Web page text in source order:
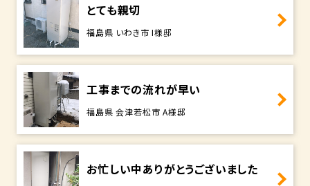
とても親切
福島県 いわき市 I様邸
工事までの流れが早い
福島県 会津若松市 A様邸
お忙しい中ありがとうございました